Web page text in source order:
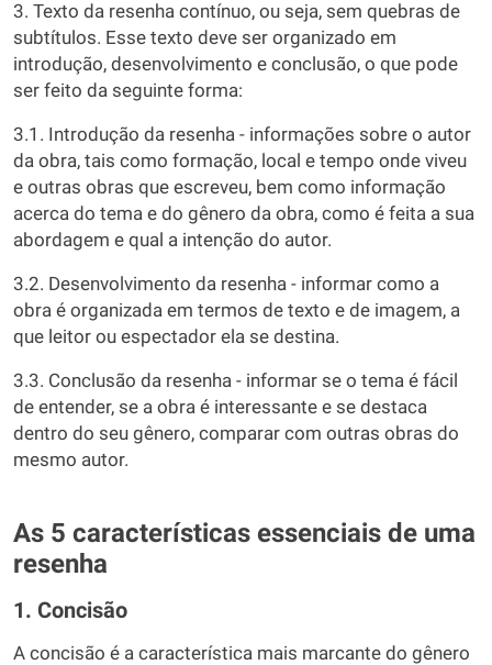
3. Texto da resenha contínuo, ou seja, sem quebras de
subtítulos. Esse texto deve ser organizado em
introdução, desenvolvimento e conclusão, o que pode
ser feito da seguinte forma:
3.1. Introdução da resenha - informações sobre o autor
da obra, tais como formação, local e tempo onde viveu
e outras obras que escreveu, bem como informação
acerca do tema e do gênero da obra, como é feita a sua
abordagem e qual a intenção do autor.
3.2. Desenvolvimento da resenha - informar como a
obra é organizada em termos de texto e de imagem, a
que leitor ou espectador ela se destina.
3.3. Conclusão da resenha - informar se o tema é fácil
de entender, se a obra é interessante e se destaca
dentro do seu gênero, comparar com outras obras do
mesmo autor.
As 5 características essenciais de uma
resenha
1. Concisão
A concisão é a característica mais marcante do gênero